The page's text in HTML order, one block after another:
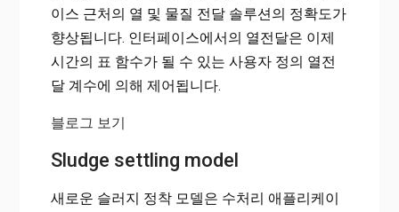
이스 근처의 열 및 물질 전달 솔루션의 정확도가
향상됩니다. 인터페이스에서의 열전달은 이제
시간의 표 함수가 될 수 있는 사용자 정의 열전
달 계수에 의해 제어됩니다.
블로그 보기
Sludge settling model
새로운 슬러지 정착 모델은 수처리 애플리케이